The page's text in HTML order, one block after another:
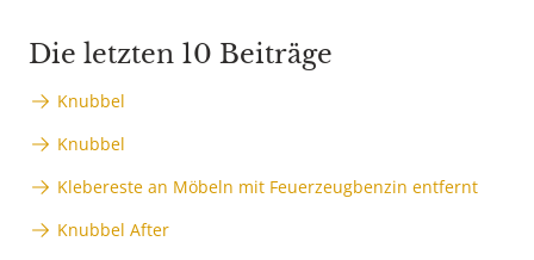
Die letzten 10 Beiträge
Knubbel
Knubbel
Klebereste an Möbeln mit Feuerzeugbenzin entfernt
Knubbel After